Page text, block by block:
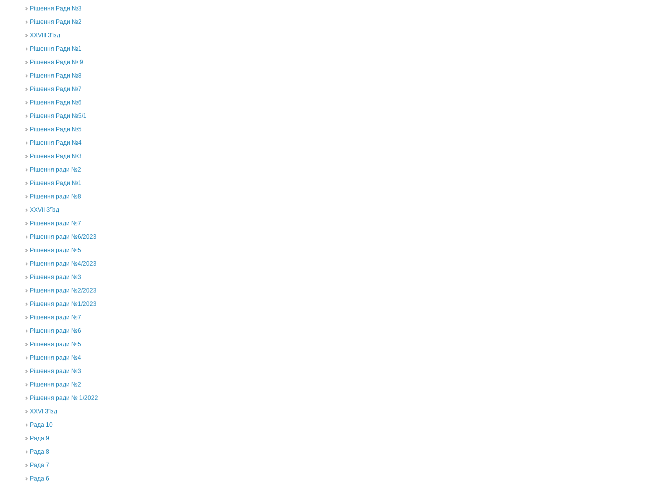
Рішення Ради №3
Рішення Ради №2
XXVIII З'їзд
Рішення Ради №1
Рішення Ради № 9
Рішення Ради №8
Рішення Ради №7
Рішення Ради №6
Рішення Ради №5/1
Рішення Ради №5
Рішення Ради №4
Рішення Ради №3
Рішення ради №2
Рішення Ради №1
Рішення ради №8
ХХVII З’їзд
Рішення ради №7
Рішення ради №6/2023
Рішення ради №5
Рішення ради №4/2023
Рішення ради №3
Рішення ради №2/2023
Рішення ради №1/2023
Рішення ради №7
Рішення ради №6
Рішення ради №5
Рішення ради №4
Рішення ради №3
Рішення ради №2
Рішення ради № 1/2022
XXVI З'їзд
Рада 10
Рада 9
Рада 8
Рада 7
Рада 6